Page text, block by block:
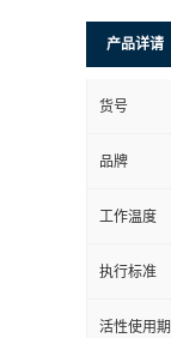
产品详请
货号
品牌
工作温度
执行标准
活性使用期